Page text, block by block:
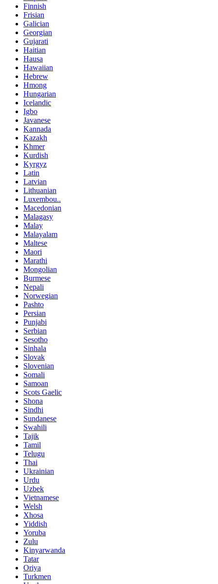
Finnish
Frisian
Galician
Georgian
Gujarati
Haitian
Hausa
Hawaiian
Hebrew
Hmong
Hungarian
Icelandic
Igbo
Javanese
Kannada
Kazakh
Khmer
Kurdish
Kyrgyz
Latin
Latvian
Lithuanian
Luxembou..
Macedonian
Malagasy
Malay
Malayalam
Maltese
Maori
Marathi
Mongolian
Burmese
Nepali
Norwegian
Pashto
Persian
Punjabi
Serbian
Sesotho
Sinhala
Slovak
Slovenian
Somali
Samoan
Scots Gaelic
Shona
Sindhi
Sundanese
Swahili
Tajik
Tamil
Telugu
Thai
Ukrainian
Urdu
Uzbek
Vietnamese
Welsh
Xhosa
Yiddish
Yoruba
Zulu
Kinyarwanda
Tatar
Oriya
Turkmen